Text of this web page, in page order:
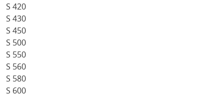
S 420
S 430
S 450
S 500
S 550
S 560
S 580
S 600